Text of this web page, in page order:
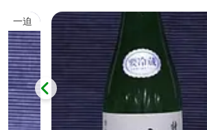
化」
園」
出会うことができます。 特に
に咲くオレンジ色のニッコウ
真）は大群生は全国的にも有
地の代名詞となっていま...
一迫